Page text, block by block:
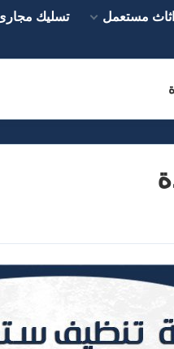
مستعمل تسليك